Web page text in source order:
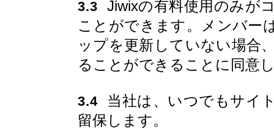
3.3 Jiwixの有料使用のみが
ことができます。メンバー
ップを更新していない場合
ることができることに同意
3.4 当社は、いつでもサイ
留保します。